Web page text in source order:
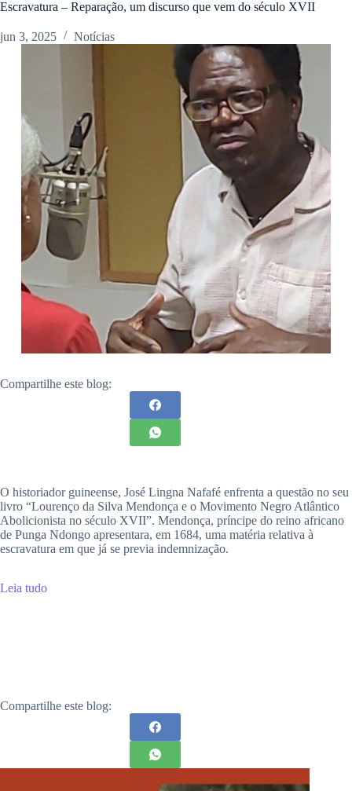
Escravatura – Reparação, um discurso que vem do século XVII
jun 3, 2025 Notícias
Compartilhe este blog:
O historiador guineense, José Lingna Nafafé enfrenta a questão no seu
livro “Lourenço da Silva Mendonça e o Movimento Negro Atlântico
Abolicionista no século XVII”. Mendonça, príncipe do reino africano
de Punga Ndongo apresentara, em 1684, uma matéria relativa à
escravatura em que já se previa indemnização.
Leia tudo
Compartilhe este blog: